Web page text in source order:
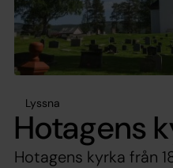
Lyssna
Hotagens
Hotagens kyrka från